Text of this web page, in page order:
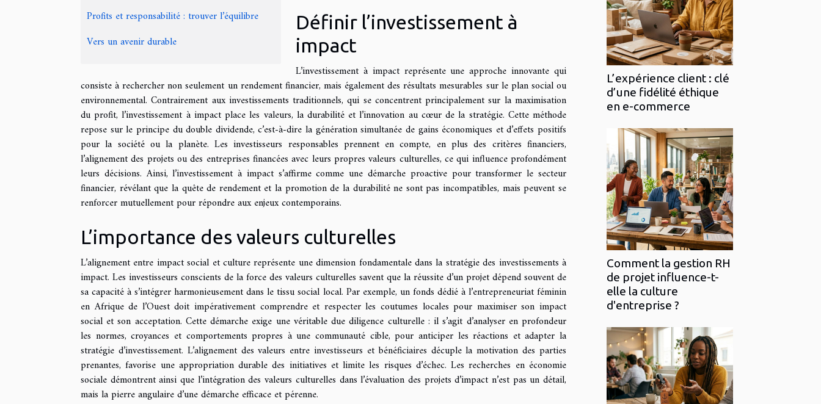
Profits et responsabilité : trouver l’équilibre
Vers un avenir durable
Définir l’investissement à
impact
L’investissement à impact représente une approche innovante qui
consiste à rechercher non seulement un rendement financier, mais également des résultats mesurables sur le plan social ou
environnemental. Contrairement aux investissements traditionnels, qui se concentrent principalement sur la maximisation
du profit, l’investissement à impact place les valeurs, la durabilité et l’innovation au cœur de la stratégie. Cette méthode
repose sur le principe du double dividende, c’est-à-dire la génération simultanée de gains économiques et d’effets positifs
pour la société ou la planète. Les investisseurs responsables prennent en compte, en plus des critères financiers,
l’alignement des projets ou des entreprises financées avec leurs propres valeurs culturelles, ce qui influence profondément
leurs décisions. Ainsi, l’investissement à impact s’affirme comme une démarche proactive pour transformer le secteur
financier, révélant que la quête de rendement et la promotion de la durabilité ne sont pas incompatibles, mais peuvent se
renforcer mutuellement pour répondre aux enjeux contemporains.
L’importance des valeurs culturelles
L’alignement entre impact social et culture représente une dimension fondamentale dans la stratégie des investissements à
impact. Les investisseurs conscients de la force des valeurs culturelles savent que la réussite d’un projet dépend souvent de
sa capacité à s’intégrer harmonieusement dans le tissu social local. Par exemple, un fonds dédié à l’entrepreneuriat féminin
en Afrique de l’Ouest doit impérativement comprendre et respecter les coutumes locales pour maximiser son impact
social et son acceptation. Cette démarche exige une véritable due diligence culturelle : il s’agit d’analyser en profondeur
les normes, croyances et comportements propres à une communauté cible, pour anticiper les réactions et adapter la
stratégie d’investissement. L’alignement des valeurs entre investisseurs et bénéficiaires décuple la motivation des parties
prenantes, favorise une appropriation durable des initiatives et limite les risques d’échec. Les recherches en économie
sociale démontrent ainsi que l’intégration des valeurs culturelles dans l’évaluation des projets d’impact n’est pas un détail,
mais la pierre angulaire d’une démarche efficace et pérenne.
L’expérience client : clé
d’une fidélité éthique
en e-commerce
Comment la gestion RH
de projet influence-t-
elle la culture
d'entreprise ?